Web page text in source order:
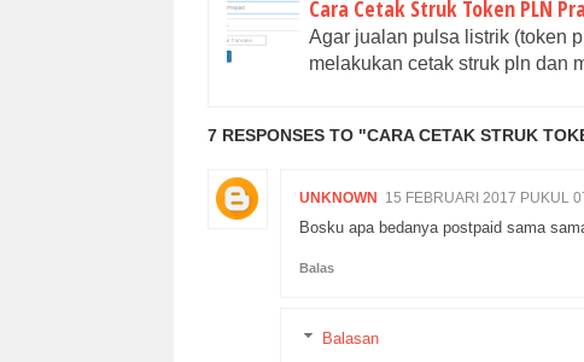
Cara Cetak Struk Token PLN
Agar jualan pulsa listrik (token
melakukan cetak struk pln dan
7 RESPONSES TO "CARA CETAK STRUK
UNKNOWN 15 FEBRUARI 2017 PUKUL
Bosku apa bedanya postpaid sama
Balas
Balasan